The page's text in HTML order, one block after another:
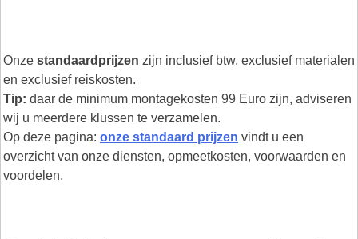
Onze standaardprijzen zijn inclusief btw, exclusief materialen
en exclusief reiskosten.
Tip: daar de minimum montagekosten 99 Euro zijn, adviseren
wij u meerdere klussen te verzamelen.
Op deze pagina: onze standaard prijzen vindt u een
overzicht van onze diensten, opmeetkosten, voorwaarden en
voordelen.